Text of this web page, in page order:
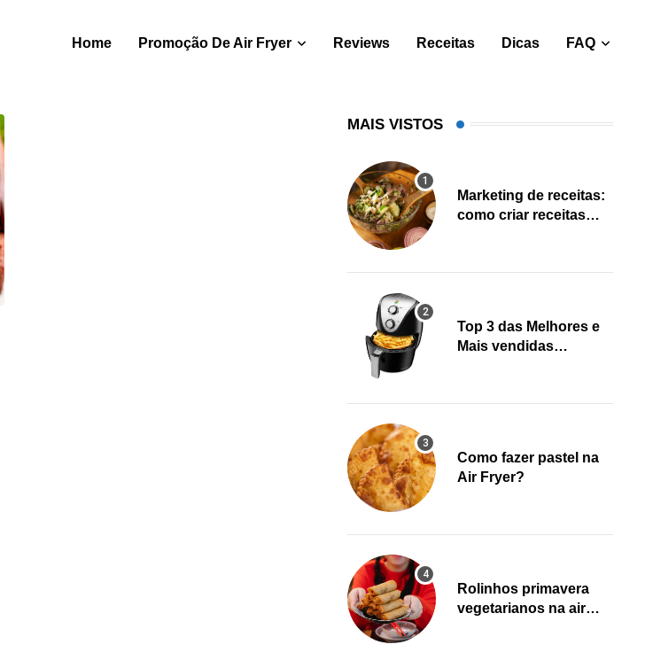
Home Promoção De Air Fryer Reviews Receitas Dicas FAQ
MAIS VISTOS
Marketing de receitas:
como criar receitas
Top 3 das Melhores e
Mais vendidas
Como fazer pastel na
Air Fryer?
Rolinhos primavera
vegetarianos na air